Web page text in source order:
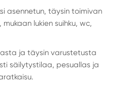
asennetun, täysin toimivan
lukien suihku, wc,
ja täysin varustetusta
säilytystilaa, pesuallas ja